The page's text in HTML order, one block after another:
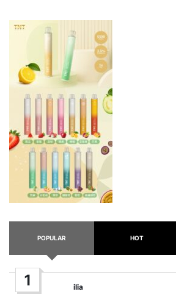
POPULAR HOT
1
Posted
ilia